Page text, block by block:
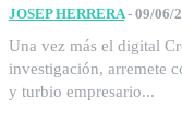
JOSEP HERRERA - 09/06/
Una vez más el digital
investigación, arremete
y turbio empresario...